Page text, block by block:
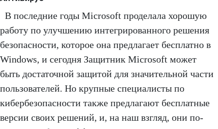
В последние годы Microsoft проделала хорошую
работу по улучшению интегрированного решения
безопасности, которое она предлагает бесплатно в
Windows, и сегодня Защитник Microsoft может
быть достаточной защитой для значительной части
пользователей. Но крупные специалисты по
кибербезопасности также предлагают бесплатные
версии своих решений, и, на наш взгляд, они по-